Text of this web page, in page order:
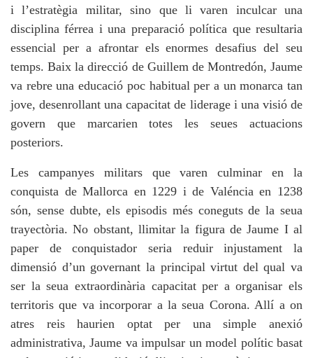
i l’estratègia militar, sino que li varen inculcar una
disciplina férrea i una preparació política que resultaria
essencial per a afrontar els enormes desafius del seu
temps. Baix la direcció de Guillem de Montredón, Jaume
va rebre una educació poc habitual per a un monarca tan
jove, desenrollant una capacitat de liderage i una visió de
govern que marcarien totes les seues actuacions
posteriors.
Les campanyes militars que varen culminar en la
conquista de Mallorca en 1229 i de Valéncia en 1238
són, sense dubte, els episodis més coneguts de la seua
trayectòria. No obstant, llimitar la figura de Jaume I al
paper de conquistador seria reduir injustament la
dimensió d’un governant la principal virtut del qual va
ser la seua extraordinària capacitat per a organisar els
territoris que va incorporar a la seua Corona. Allí a on
atres reis haurien optat per una simple anexió
administrativa, Jaume va impulsar un model polític basat